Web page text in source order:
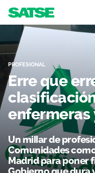
Conócenos
Un sindicato
Delegados
Estructura
Transparencia
Nuestro trabajo
Ámbitos de
Secciones
Qué ofrecemos
Servicios
Actualidad
Temas
Región de Murcia
Contáctanos
Erre que
PROFESIONAL
Erre que
enfermeras
Un millar de
Comunidades
Madrid para poner